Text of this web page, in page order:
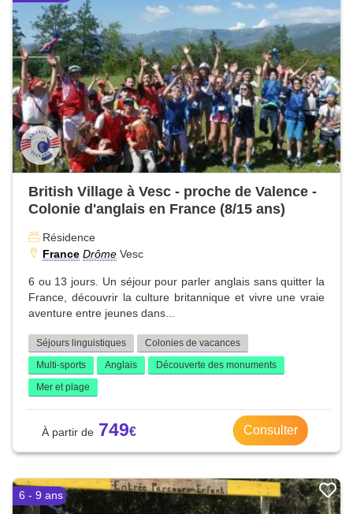
British Village à Vesc - proche de Valence -
Colonie d'anglais en France (8/15 ans)
Résidence
France Drôme Vesc
6 ou 13 jours. Un séjour pour parler anglais sans quitter la
France, découvrir la culture britannique et vivre une vraie
aventure entre jeunes dans...
Séjours linguistiques
Colonies de vacances
Multi-sports
Anglais
Découverte des monuments
Mer et plage
749 Consulter
6 - 9 ans